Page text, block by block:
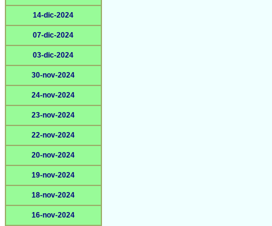
14-dic-2024
07-dic-2024
03-dic-2024
30-nov-2024
24-nov-2024
23-nov-2024
22-nov-2024
20-nov-2024
19-nov-2024
18-nov-2024
16-nov-2024